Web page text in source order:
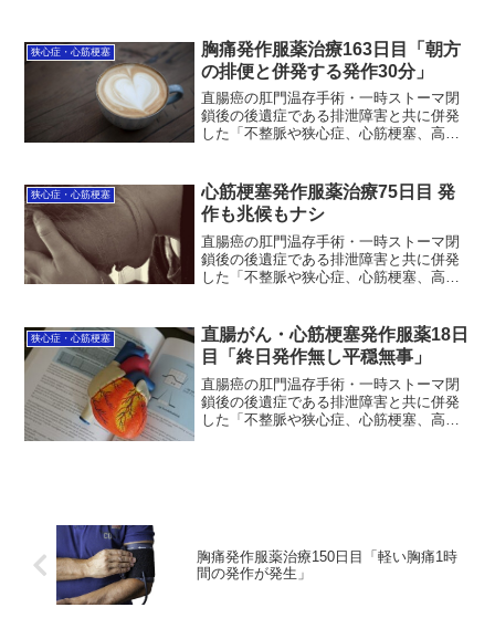
も発生。。これが1番イヤなパターン。に
にしろきつさが...
狭心症・心筋梗塞
胸痛発作服薬治療163日目「朝方
の排便と併発する発作30分」
直腸癌の肛門温存手術・一時ストーマ閉
鎖後の後遺症である排泄障害と共に併発
した「不整脈や狭心症、心筋梗塞、高血
て30分の中程度のキツイ発作があった。
どうも最近は朝...
狭心症・心筋梗塞
心筋梗塞発作服薬治療75日目 発
作も兆候もナシ
直腸癌の肛門温存手術・一時ストーマ閉
鎖後の後遺症である排泄障害と共に併発
した「不整脈や狭心症、心筋梗塞、高血
なかった。一昨日が３時間もの胸痛で苦
しんだので無いとは予想...
狭心症・心筋梗塞
直腸がん・心筋梗塞発作服薬18日
目「終日発作無し平穏無事」
直腸癌の肛門温存手術・一時ストーマ閉
鎖後の後遺症である排泄障害と共に併発
した「不整脈や狭心症、心筋梗塞、高血
胸痛発作服薬治療150日目「軽い胸痛1時
間の発作が発生」